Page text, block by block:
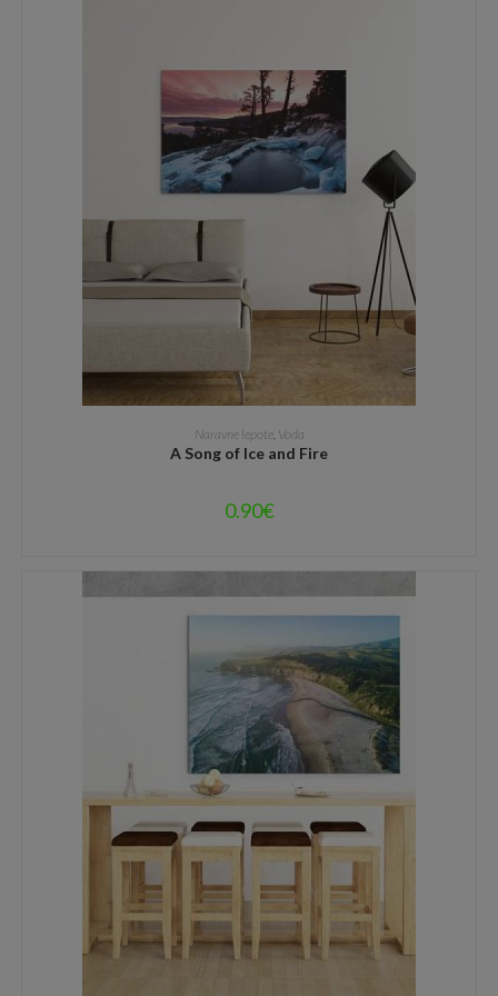
DODAJ V KOŠARICO
Naravne lepote, Voda
A Song of Ice and Fire
0.90€